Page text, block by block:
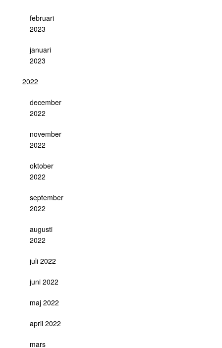
februari
2023
januari
2023
2022
december
2022
november
2022
oktober
2022
september
2022
augusti
2022
juli 2022
juni 2022
maj 2022
april 2022
mars